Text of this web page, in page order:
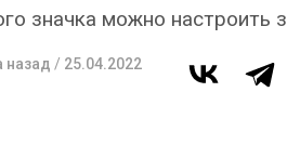
значка можно настроить
назад / 25.04.2022